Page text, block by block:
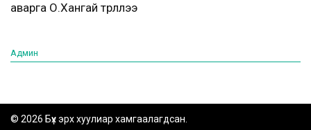
аварга О.Хангай түрүүллээ
Админ
© 2026 Бүх эрх хуулиар хамгаалагдсан.